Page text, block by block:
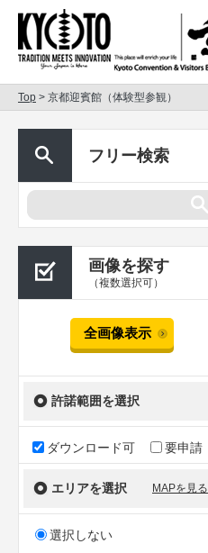
Top > 京都迎賓館（体験型参観）
フリー検索
画像を探す
（複数選択可）
全画像表示
許諾範囲を選択
ダウンロード可 要申請
エリアを選択 MAPを見る
選択しない